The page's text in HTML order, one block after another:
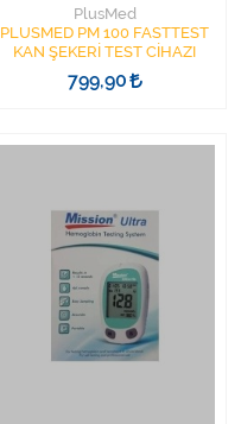
PlusMed
PLUSMED PM 100 FASTTEST
KAN ŞEKERİ TEST CİHAZI
799,90